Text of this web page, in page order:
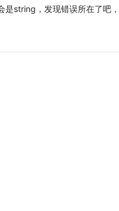
string，发现错误所在了吧，